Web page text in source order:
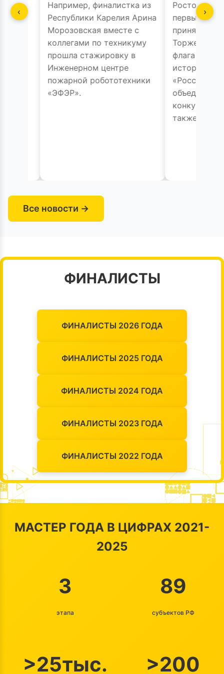
‹
из
Карелия Арина
техникуму
Ростовская область стала
первым регионом,
принявшим эстафету.
Торжественная передача
флага прошла на площадке
исторического парка
«Россия – Моя история» и
объединила финалистов
›
Все новости →
ФИНАЛИСТЫ
ФИНАЛИСТЫ 2026 ГОДА
ФИНАЛИСТЫ 2025 ГОДА
ФИНАЛИСТЫ 2024 ГОДА
ФИНАЛИСТЫ 2023 ГОДА
ФИНАЛИСТЫ 2022 ГОДА
МАСТЕР ГОДА В ЦИФРАХ 2021-
2025
3
этапа
89
субъектов РФ
>25тыс. >200